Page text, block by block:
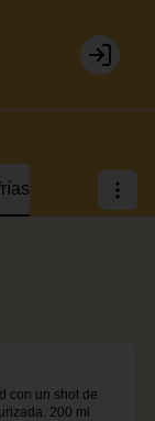
Login
con un shot de
200 ml